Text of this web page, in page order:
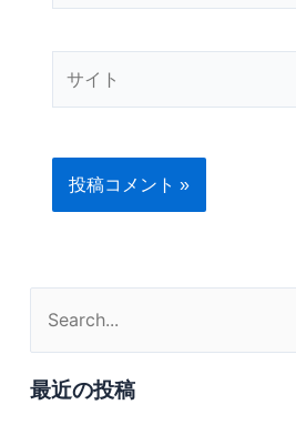
*
索
対
象:
最近の投稿